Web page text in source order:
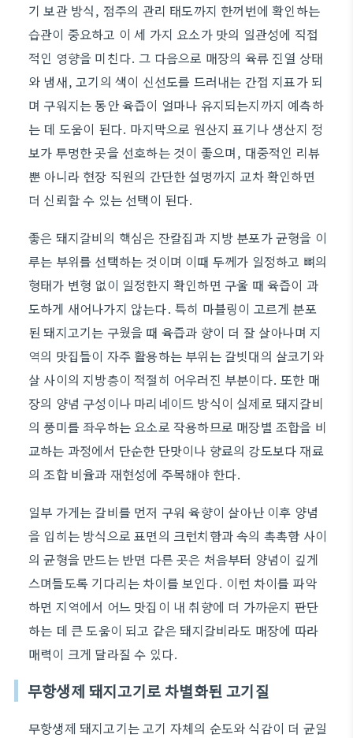
기 보관 방식, 점주의 관리 태도까지 한꺼번에 확인하는
습관이 중요하고 이 세 가지 요소가 맛의 일관성에 직접
적인 영향을 미친다. 그 다음으로 매장의 육류 진열 상태
와 냄새, 고기의 색이 신선도를 드러내는 간접 지표가 되
며 구워지는 동안 육즙이 얼마나 유지되는지까지 예측하
는 데 도움이 된다. 마지막으로 원산지 표기나 생산지 정
보가 투명한 곳을 선호하는 것이 좋으며, 대중적인 리뷰
뿐 아니라 현장 직원의 간단한 설명까지 교차 확인하면
더 신뢰할 수 있는 선택이 된다.
좋은 돼지갈비의 핵심은 잔칼집과 지방 분포가 균형을 이
루는 부위를 선택하는 것이며 이때 두께가 일정하고 뼈의
형태가 변형 없이 일정한지 확인하면 구울 때 육즙이 과
도하게 새어나가지 않는다. 특히 마블링이 고르게 분포
된 돼지고기는 구웠을 때 육즙과 향이 더 잘 살아나며 지
역의 맛집들이 자주 활용하는 부위는 갈빗대의 살코기와
살 사이의 지방층이 적절히 어우러진 부분이다. 또한 매
장의 양념 구성이나 마리네이드 방식이 실제로 돼지갈비
의 풍미를 좌우하는 요소로 작용하므로 매장별 조합을 비
교하는 과정에서 단순한 단맛이나 향료의 강도보다 재료
의 조합 비율과 재현성에 주목해야 한다.
일부 가게는 갈비를 먼저 구워 육향이 살아난 이후 양념
을 입히는 방식으로 표면의 크런치함과 속의 촉촉함 사이
의 균형을 만드는 반면 다른 곳은 처음부터 양념이 깊게
스며들도록 기다리는 차이를 보인다. 이런 차이를 파악
하면 지역에서 어느 맛집이 내 취향에 더 가까운지 판단
하는 데 큰 도움이 되고 같은 돼지갈비라도 매장에 따라
매력이 크게 달라질 수 있다.
무항생제 돼지고기로 차별화된 고기질
무항생제 돼지고기는 고기 자체의 순도와 식감이 더 균일